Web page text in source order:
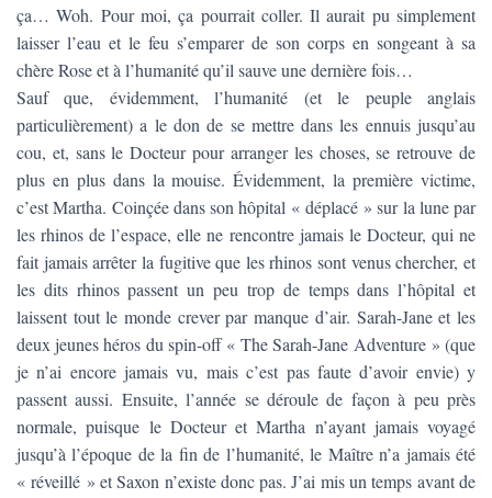
ça… Woh. Pour moi, ça pourrait coller. Il aurait pu simplement
laisser l’eau et le feu s’emparer de son corps en songeant à sa
chère Rose et à l’humanité qu’il sauve une dernière fois…
Sauf que, évidemment, l’humanité (et le peuple anglais
particulièrement) a le don de se mettre dans les ennuis jusqu’au
cou, et, sans le Docteur pour arranger les choses, se retrouve de
plus en plus dans la mouise. Évidemment, la première victime,
c’est Martha. Coinçée dans son hôpital « déplacé » sur la lune par
les rhinos de l’espace, elle ne rencontre jamais le Docteur, qui ne
fait jamais arrêter la fugitive que les rhinos sont venus chercher, et
les dits rhinos passent un peu trop de temps dans l’hôpital et
laissent tout le monde crever par manque d’air. Sarah-Jane et les
deux jeunes héros du spin-off « The Sarah-Jane Adventure » (que
je n’ai encore jamais vu, mais c’est pas faute d’avoir envie) y
passent aussi. Ensuite, l’année se déroule de façon à peu près
normale, puisque le Docteur et Martha n’ayant jamais voyagé
jusqu’à l’époque de la fin de l’humanité, le Maître n’a jamais été
« réveillé » et Saxon n’existe donc pas. J’ai mis un temps avant de